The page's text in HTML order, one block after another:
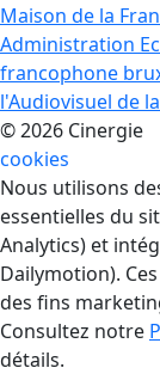
Maison de la
Administration
francophone
l'Audiovisuel de
© 2026
cookies
Gestion
Nous utilisons
essentielles du
Analytics) et
Dailymotion).
des fins
Consultez notre
détails.